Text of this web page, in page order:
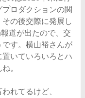
ロダクションの関
の後交際に発展し
道が出たので、交
す。横山裕さんが
いていろいろとハ
。
れてるけど、